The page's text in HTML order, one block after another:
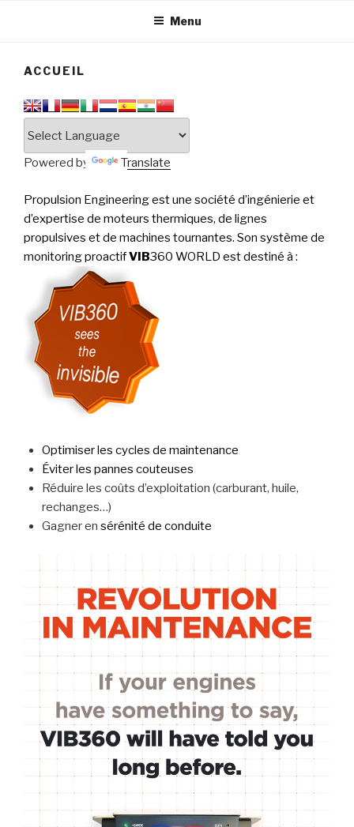
PERFORMANCE
Menu
ACCUEIL
Powered by Translate
Propulsion Engineering est une société d’ingénierie et
d’expertise de moteurs thermiques, de lignes
propulsives et de machines tournantes. Son système de
monitoring proactifVIB360 WORLD est destiné à :
Optimiser les cycles de maintenance
Éviter les pannes couteuses
Réduire les coûts d’exploitation (carburant, huile,
rechanges…)
Gagner en sérénité de conduite